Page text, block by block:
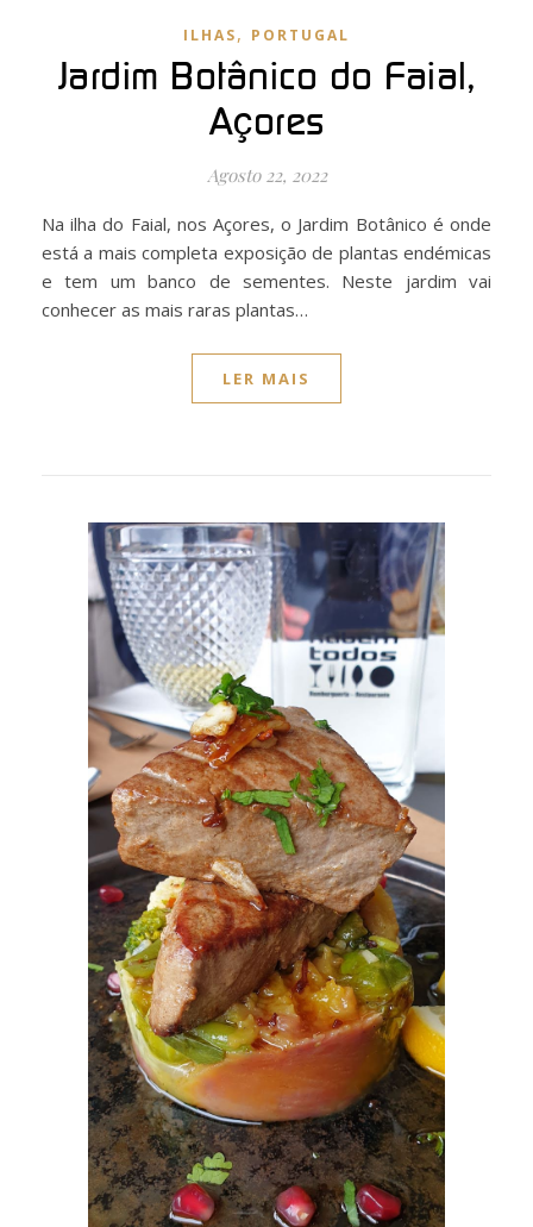
ILHAS, PORTUGAL
Jardim Botânico do Faial,
Açores
Agosto 22, 2022
Na ilha do Faial, nos Açores, o Jardim Botânico é onde
está a mais completa exposição de plantas endémicas
e tem um banco de sementes. Neste jardim vai
conhecer as mais raras plantas…
LER MAIS